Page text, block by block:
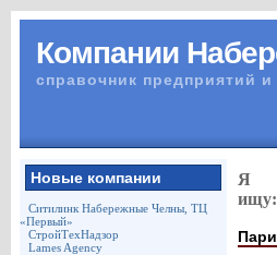
Компании
справочник предприятий
Новые компании
Ситилинк Набережные Челны, ТЦ
«Первый»
СтройТехНадзор
Lames Agency
Я
ищу: